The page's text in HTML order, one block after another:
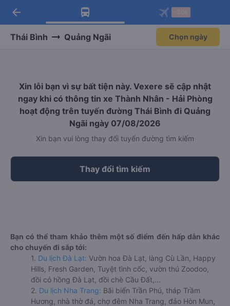
Tải app Vexere ngay!
Nhận ưu đãi thành viên độc
Mở app
Tải app Vexere
-30k/ghế khi đặt vé máy bay qua
Mở app
arrow_back
Thái Bình Quảng Ngãi Chọn ngày
Xin lỗi bạn vì sự bất tiện này. Vexere sẽ cập nhật
ngay khi có thông tin xe Thành Nhân - Hải Phòng
hoạt động trên tuyến đường Thái Bình đi Quảng
Ngãi ngày 07/08/2026
Xin bạn vui lòng thay đổi tuyến đường tìm kiếm
Thay đổi tìm kiếm
Bạn có thể tham khảo thêm một số điểm đến hấp dẫn khác
cho chuyến đi sắp tới:
1. Du lịch Đà Lạt: Vườn hoa Đà Lạt, làng Cù Lần, Happy
Hills, Fresh Garden, Tuyệt tình cốc, vườn thú Zoodoo,
đồi cỏ hồng Đà Lạt, đồi chè Cầu Đất,...
2. Du lịch Nha Trang: Bãi biển Trần Phú, tháp Trầm
Hương, nhà thờ đá, chợ đêm Nha Trang, đảo Hòn Mun,